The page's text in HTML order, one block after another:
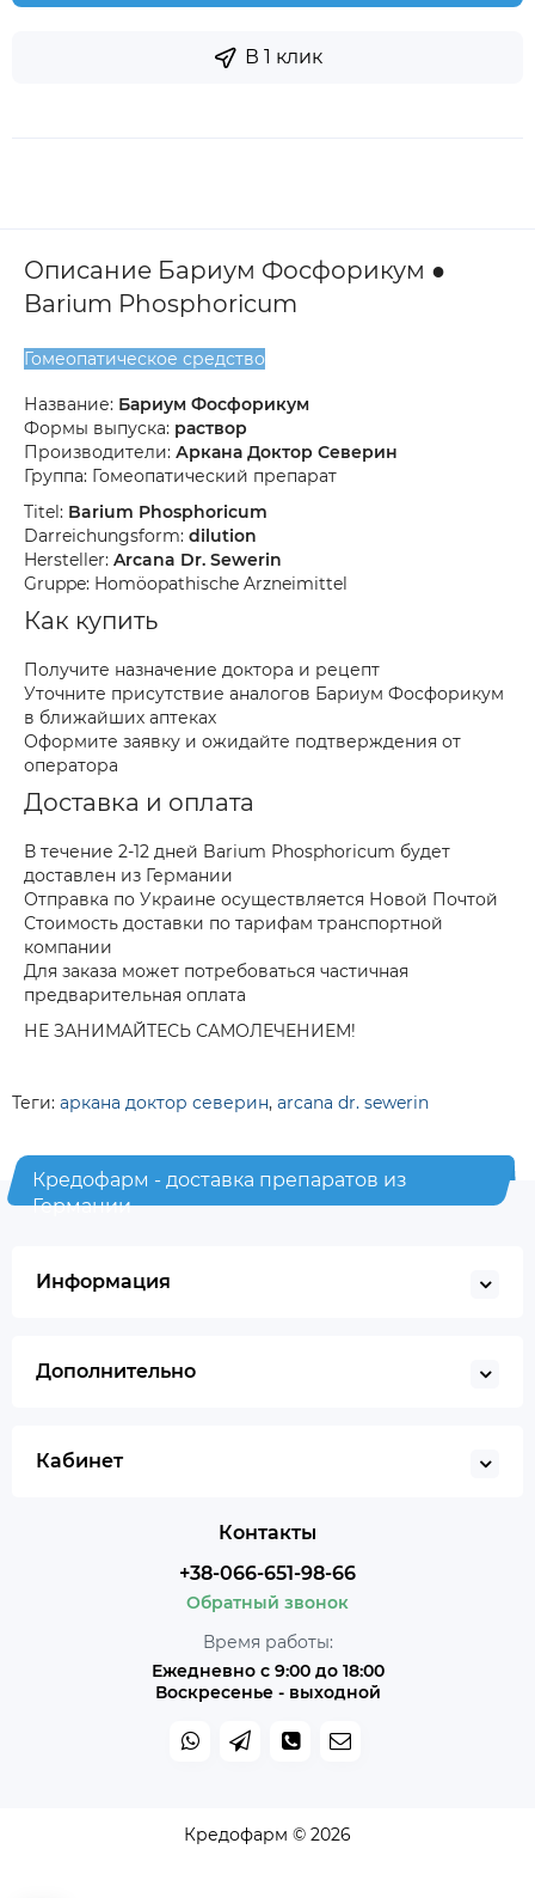
В 1 клик
Описание Бариум Фосфорикум ●
Barium Phosphoricum
Гомеопатическое средство
Название: Бариум Фосфорикум
Формы выпуска: раствор
Производители: Аркана Доктор Северин
Группа: Гомеопатический препарат
Titel: Barium Phosphoricum
Darreichungsform: dilution
Hersteller: Arcana Dr. Sewerin
Gruppe: Homöopathische Arzneimittel
Как купить
Получите назначение доктора и рецепт
Уточните присутствие аналогов Бариум Фосфорикум
в ближайших аптеках
Оформите заявку и ожидайте подтверждения от
оператора
Доставка и оплата
В течение 2-12 дней Barium Phosphoricum будет
доставлен из Германии
Отправка по Украине осуществляется Новой Почтой
Стоимость доставки по тарифам транспортной
компании
Для заказа может потребоваться частичная
предварительная оплата
НЕ ЗАНИМАЙТЕСЬ САМОЛЕЧЕНИЕМ!
Теги: аркана доктор северин, arcana dr. sewerin
Кредофарм - доставка препаратов из
Германии
Информация
Дополнительно
Кабинет
Контакты
+38-066-651-98-66
Обратный звонок
Время работы:
Ежедневно с 9:00 до 18:00
Воскресенье - выходной
Кредофарм © 2026